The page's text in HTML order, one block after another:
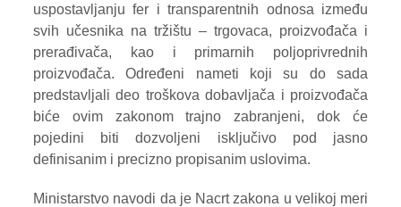
uspostavljanju fer i transparentnih odnosa između
svih učesnika na tržištu – trgovaca, proizvođača i
prerađivača, kao i primarnih poljoprivrednih
proizvođača. Određeni nameti koji su do sada
predstavljali deo troškova dobavljača i proizvođača
biće ovim zakonom trajno zabranjeni, dok će
pojedini biti dozvoljeni isključivo pod jasno
definisanim i precizno propisanim uslovima.
Ministarstvo navodi da je Nacrt zakona u velikoj meri